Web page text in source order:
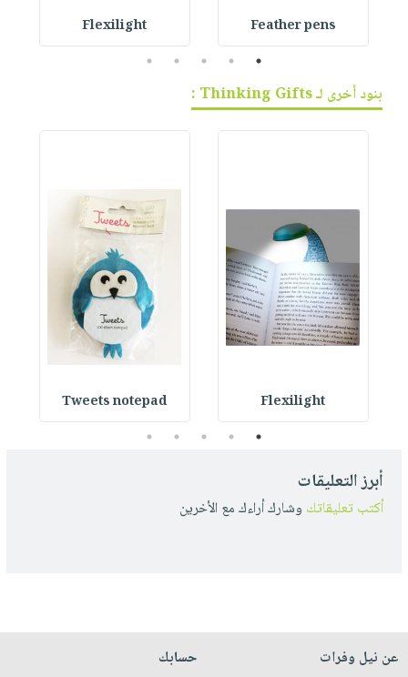
Feather pens
Flexilight
1
2
3
4
5
بنود أخرى لـ Thinking Gifts :
Flexilight
Tweets notepad
1
2
3
4
5
أبرز التعليقات
أكتب تعليقاتك وشارك أراءك مع الأخرين
عن نيل وفرات
حسابك